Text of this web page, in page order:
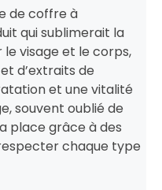
de coffre à
qui sublimerait la
le visage et le corps,
d’extraits de
et une vitalité
souvent oublié de
place grâce à des
chaque type